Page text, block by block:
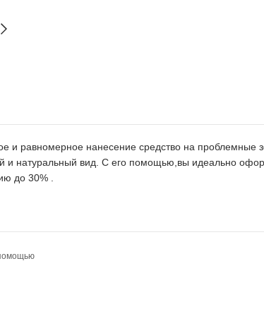
и равномерное нанесение средство на проблемные
и натуральный вид. С его помощью,вы идеально
до 30% .